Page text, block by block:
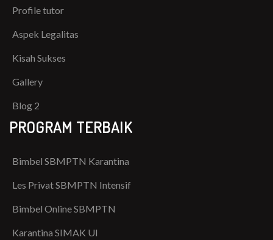
Profile tutor
Aspek Legalitas
Kisah Sukses
Gallery
Blog 2
PROGRAM TERBAIK
Bimbel SBMPTN Karantina
Les Privat SBMPTN Intensif
Bimbel Online SBMPTN
Karantina SIMAK UI